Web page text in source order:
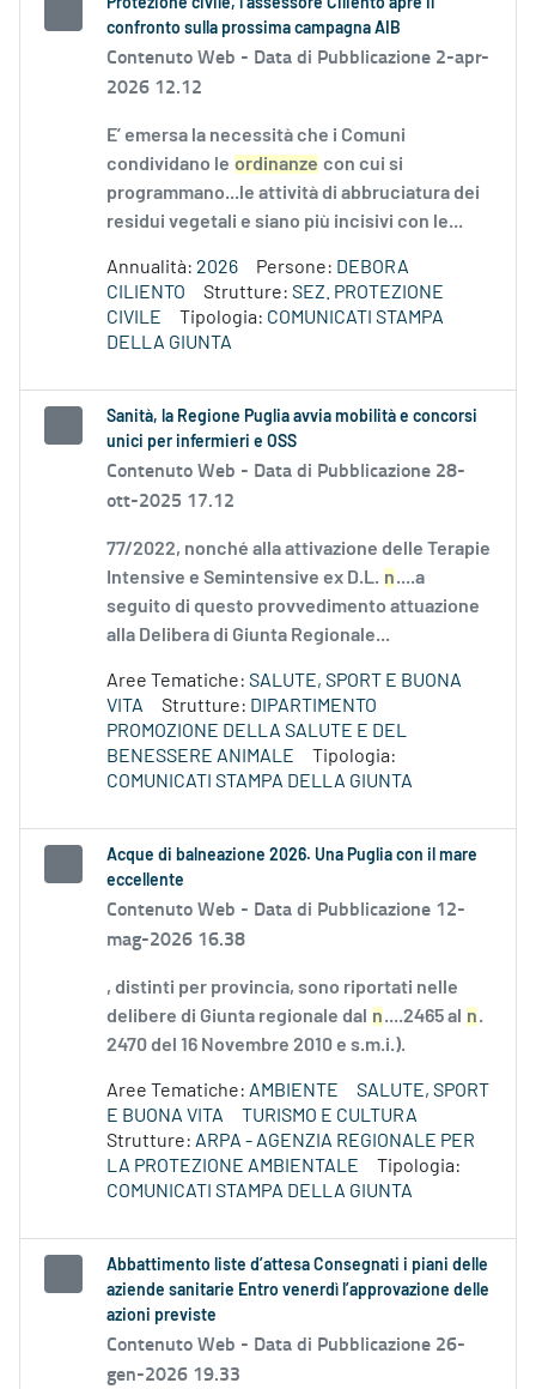
Protezione civile, l’assessore Ciliento apre il
confronto sulla prossima campagna AIB
Contenuto Web - Data di Pubblicazione 2-apr-
2026 12.12
E’ emersa la necessità che i Comuni
condividano le ordinanze con cui si
programmano...le attività di abbruciatura dei
residui vegetali e siano più incisivi con le...
Annualità: 2026 Persone: DEBORA
CILIENTO
Strutture: SEZ. PROTEZIONE
CIVILE
Tipologia: COMUNICATI STAMPA
DELLA GIUNTA
Sanità, la Regione Puglia avvia mobilità e concorsi
unici per infermieri e OSS
Contenuto Web - Data di Pubblicazione 28-
ott-2025 17.12
77/2022, nonché alla attivazione delle Terapie
Intensive e Semintensive ex D.L. n....a
seguito di questo provvedimento attuazione
alla Delibera di Giunta Regionale...
Aree Tematiche: SALUTE, SPORT E BUONA
VITA
Strutture: DIPARTIMENTO
PROMOZIONE DELLA SALUTE E DEL
BENESSERE ANIMALE
Tipologia:
COMUNICATI STAMPA DELLA GIUNTA
Acque di balneazione 2026. Una Puglia con il mare
eccellente
Contenuto Web - Data di Pubblicazione 12-
mag-2026 16.38
, distinti per provincia, sono riportati nelle
delibere di Giunta regionale dal n....2465 al n.
2470 del 16 Novembre 2010 e s.m.i.).
Aree Tematiche: AMBIENTE
SALUTE, SPORT
E BUONA VITA
TURISMO E CULTURA
Strutture: ARPA - AGENZIA REGIONALE PER
LA PROTEZIONE AMBIENTALE
Tipologia:
COMUNICATI STAMPA DELLA GIUNTA
Abbattimento liste d’attesa Consegnati i piani delle
aziende sanitarie Entro venerdì l’approvazione delle
azioni previste
Contenuto Web - Data di Pubblicazione 26-
gen-2026 19.33